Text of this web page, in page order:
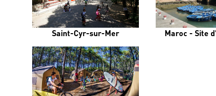
Saint-Cyr-sur-Mer Maroc - Site